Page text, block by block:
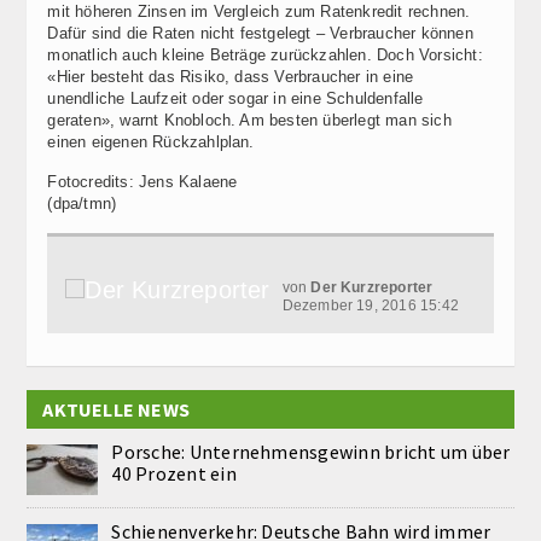
mit höheren Zinsen im Vergleich zum Ratenkredit rechnen.
Dafür sind die Raten nicht festgelegt – Verbraucher können
monatlich auch kleine Beträge zurückzahlen. Doch Vorsicht:
«Hier besteht das Risiko, dass Verbraucher in eine
unendliche Laufzeit oder sogar in eine Schuldenfalle
geraten», warnt Knobloch. Am besten überlegt man sich
einen eigenen Rückzahlplan.
Fotocredits: Jens Kalaene
(dpa/tmn)
von Der Kurzreporter
Dezember 19, 2016 15:42
AKTUELLE NEWS
Porsche: Unternehmensgewinn bricht um über
40 Prozent ein
Schienenverkehr: Deutsche Bahn wird immer